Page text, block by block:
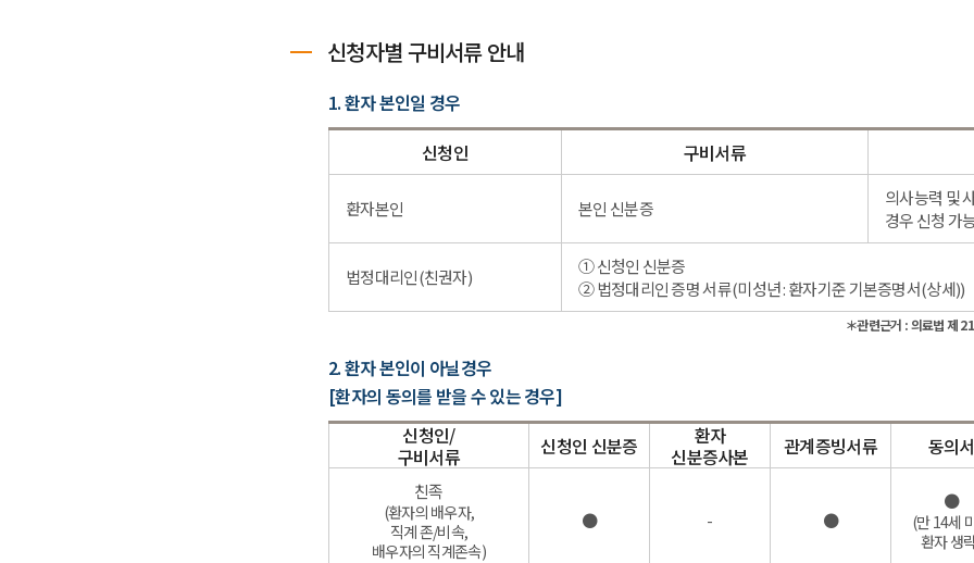
신청자별 구비서류 안내
1. 환자 본인일 경우
신청인
구비서류
환자본인 본인 신분증
의사능력 및
경우 신청 가
법정대리인(친권자)
① 신청인 신분증
② 법정대리인 증명 서류(미성년 : 환자기준 기본증명서(상세))
＊관련근거 : 의료법 제
2. 환자 본인이 아닐경우
[환자의 동의를 받을 수 있는 경우]
신청인/
구비서류
신청인 신분증
환자
신분증사본
관계증빙서류 동의서
친족
(환자의 배우자,
직계 존/비속,
배우자의 직계존속)
● - ●
●
(만 14세
환자 생